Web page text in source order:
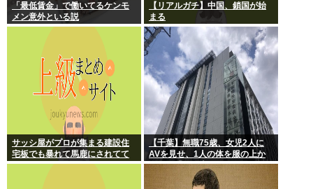
「最低賃金」で働いてるケンモ
メン意外といる説
【リアルガチ】中国、鎖国が始
まる
サッシ屋がプロが集まる建設住
宅板でも暴れて馬鹿にされてて
ワロタw
【千葉】無職75歳、女児2人に
AVを見せ、1人の体を服の上か
ら触る「服の上からぺろっと触
ったと思う」